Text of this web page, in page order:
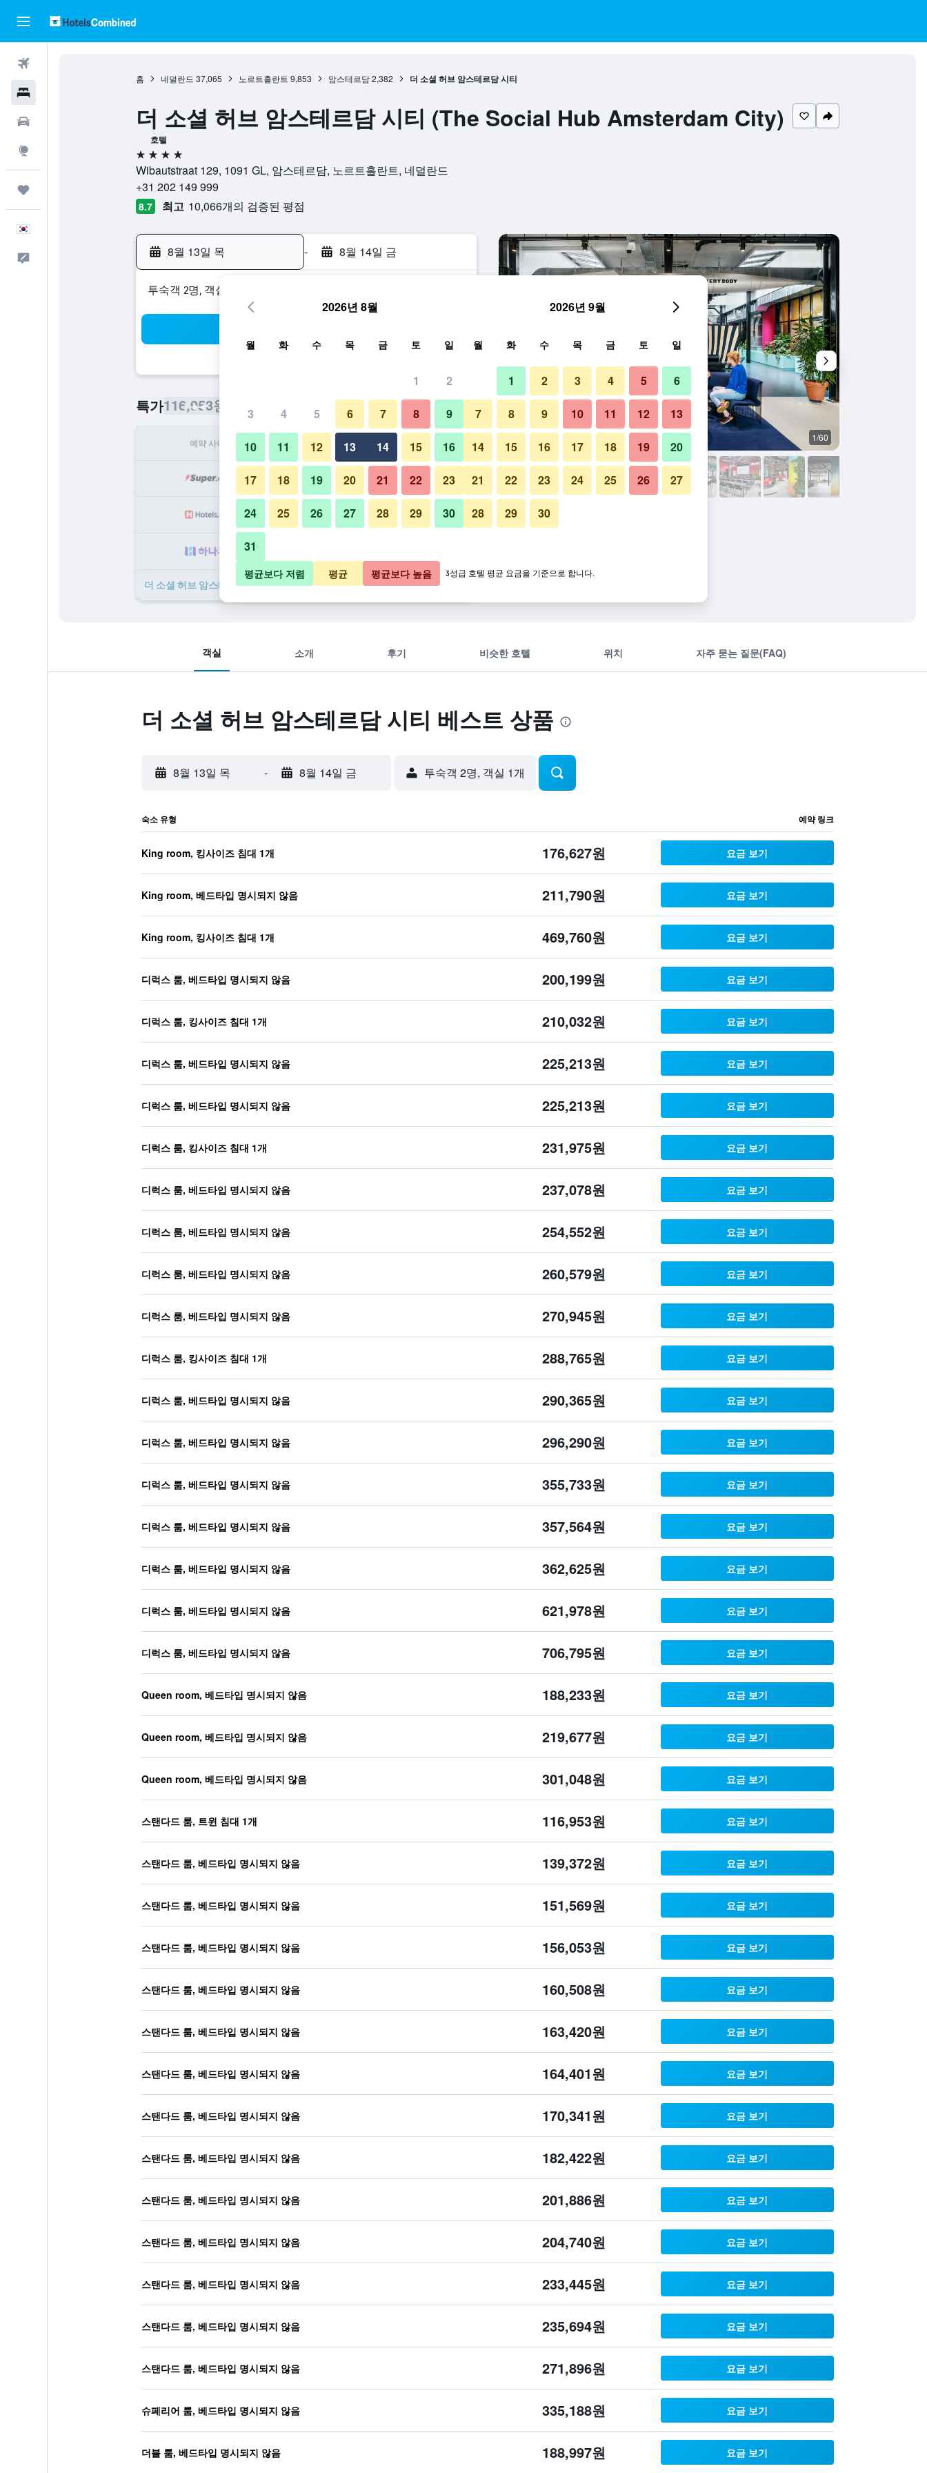
홈 네덜란드 37,065 노르트홀란트 9,853 암스테르담 2,382 더 소셜 허브 암스테르담 시티
더 소셜 허브 암스테르담 시티 (The Social Hub Amsterdam City)
호텔
4성급
Wibautstraat 129, 1091 GL, 암스테르담, 노르트홀란트, 네덜란드
+31 202 149 999
8.7 최고 10,066개의 검증된 평점
8월 13일 목 - 8월 14일 금
​투숙객 2​명, ​객실 1개
특가116,953원
예약 사이트 1박당 총액
116,953원 바로 예약
139,372원 바로 예약
더 소셜 허브 암스테르담 시티 ​특가 ​상품 74개 ​더 ​보기
로비 1/60
객실 소개 후기 비슷한 호텔 위치 자주 묻는 질문(FAQ)
더 소셜 허브 암스테르담 시티 베스트 상품
8월 13일 목 - 8월 14일 금 ​투숙객 2​명, ​객실 1개
숙소 유형 예약 링크
King room, 킹사이즈 침대 1개 176,627원 요금 보기
King room, 베드타입 명시되지 않음 211,790원 요금 보기
King room, 킹사이즈 침대 1개 469,760원 요금 보기
디럭스 룸, 베드타입 명시되지 않음 200,199원 요금 보기
디럭스 룸, 킹사이즈 침대 1개 210,032원 요금 보기
디럭스 룸, 베드타입 명시되지 않음 225,213원 요금 보기
디럭스 룸, 베드타입 명시되지 않음 225,213원 요금 보기
디럭스 룸, 킹사이즈 침대 1개 231,975원 요금 보기
디럭스 룸, 베드타입 명시되지 않음 237,078원 요금 보기
디럭스 룸, 베드타입 명시되지 않음 254,552원 요금 보기
디럭스 룸, 베드타입 명시되지 않음 260,579원 요금 보기
디럭스 룸, 베드타입 명시되지 않음 270,945원 요금 보기
디럭스 룸, 킹사이즈 침대 1개 288,765원 요금 보기
디럭스 룸, 베드타입 명시되지 않음 290,365원 요금 보기
디럭스 룸, 베드타입 명시되지 않음 296,290원 요금 보기
디럭스 룸, 베드타입 명시되지 않음 355,733원 요금 보기
디럭스 룸, 베드타입 명시되지 않음 357,564원 요금 보기
디럭스 룸, 베드타입 명시되지 않음 362,625원 요금 보기
디럭스 룸, 베드타입 명시되지 않음 621,978원 요금 보기
디럭스 룸, 베드타입 명시되지 않음 706,795원 요금 보기
Queen room, 베드타입 명시되지 않음 188,233원 요금 보기
Queen room, 베드타입 명시되지 않음 219,677원 요금 보기
Queen room, 베드타입 명시되지 않음 301,048원 요금 보기
스탠다드 룸, 트윈 침대 1개 116,953원 요금 보기
스탠다드 룸, 베드타입 명시되지 않음 139,372원 요금 보기
스탠다드 룸, 베드타입 명시되지 않음 151,569원 요금 보기
스탠다드 룸, 베드타입 명시되지 않음 156,053원 요금 보기
스탠다드 룸, 베드타입 명시되지 않음 160,508원 요금 보기
스탠다드 룸, 베드타입 명시되지 않음 163,420원 요금 보기
스탠다드 룸, 베드타입 명시되지 않음 164,401원 요금 보기
스탠다드 룸, 베드타입 명시되지 않음 170,341원 요금 보기
스탠다드 룸, 베드타입 명시되지 않음 182,422원 요금 보기
스탠다드 룸, 베드타입 명시되지 않음 201,886원 요금 보기
스탠다드 룸, 베드타입 명시되지 않음 204,740원 요금 보기
스탠다드 룸, 베드타입 명시되지 않음 233,445원 요금 보기
스탠다드 룸, 베드타입 명시되지 않음 235,694원 요금 보기
스탠다드 룸, 베드타입 명시되지 않음 271,896원 요금 보기
슈페리어 룸, 베드타입 명시되지 않음 335,188원 요금 보기
더블 룸, 베드타입 명시되지 않음 188,997원 요금 보기
2026년 8월
월 화 수 목 금 토 일
1 2
3 4 5 6 7 8 9
10 11 12 13 14 15 16
17 18 19 20 21 22 23
24 25 26 27 28 29 30
31
2026년 9월
월 화 수 목 금 토 일
1 2 3 4 5 6
7 8 9 10 11 12 13
14 15 16 17 18 19 20
21 22 23 24 25 26 27
28 29 30
평균보다 저렴 평균 평균보다 높음 3성급 호텔 평균 요금을 기준으로 합니다.